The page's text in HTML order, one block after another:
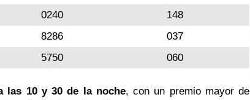
0240
148
8286
037
5750 060
las 10 y 30 de la noche, con un premio mayor de